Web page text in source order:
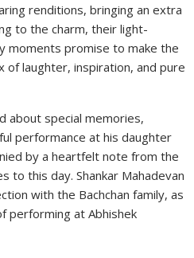
renditions, bringing an extra
to the charm, their light-
moments promise to make the
of laughter, inspiration, and pure
about special memories,
performance at his daughter
by a heartfelt note from the
to this day. Shankar Mahadevan
with the Bachchan family, as
performing at Abhishek